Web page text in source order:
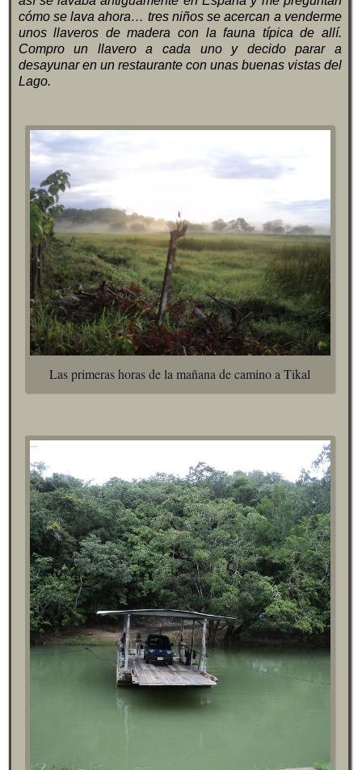
cómo se lava ahora… tres niños se acercan a venderme
unos llaveros de madera con la fauna típica de allí.
Compro un llavero a cada uno y decido parar a
desayunar en un restaurante con unas buenas vistas del
Lago.
Las primeras horas de la mañana de camino a Tikal